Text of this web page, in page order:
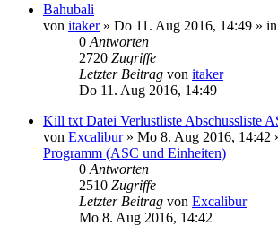
Bahubali
von itaker» Do 11. Aug 2016, 14:49 » in
0 Antworten
2720 Zugriffe
Letzter Beitrag von itaker
Do 11. Aug 2016, 14:49
Kill txt Datei Verlustliste Abschussliste
von Excalibur» Mo 8. Aug 2016, 14:42
Programm (ASC und Einheiten)
0 Antworten
2510 Zugriffe
Letzter Beitrag von Excalibur
Mo 8. Aug 2016, 14:42